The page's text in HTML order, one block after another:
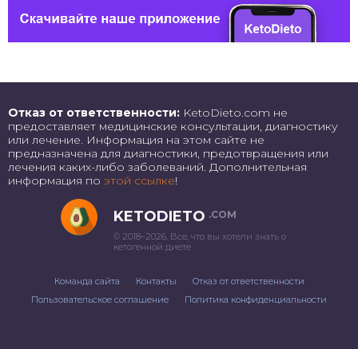
Отказ от ответственности: KetoDieto.com не
предоставляет медицинские консультации, диагностику
или лечение. Информация на этом сайте не
предназначена для диагностики, предотвращения или
лечения каких-либо заболеваний. Дополнительная
информация по этой ссылке!
KETODIETO .COM
© 2018–2026. Все, что вы хотели знать о
кетогенной диете
Команда сайта Контакты
Отказ от ответственности
Пользовательское соглашение
Политика конфиденциальности